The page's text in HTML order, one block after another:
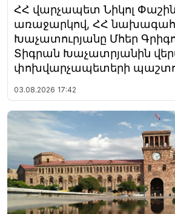
ՀՀ վարչապետ Նիկոլ
առաջարկով, ՀՀ
Խաչատուրյանը Մհեր
Տիգրան Խաչատրյանին
փոխվարչապետերի
03.08.2026 17:42